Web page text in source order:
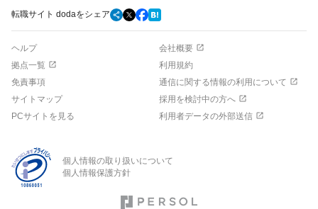
◇将来性ある建機業界
※建設、解体どちらにしても建機は必要
転職サイト dodaをシェア
ヘルプ
会社概要
拠点一覧
利用規約
免責事項
通信に関する情報の利用について
サイトマップ
採用を検討中の方へ
PCサイトを見る
利用者データの外部送信
個人情報の取り扱いについて
個人情報保護方針